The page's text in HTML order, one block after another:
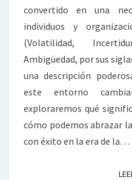
convertido en una
individuos y
(Volatilidad,
Ambigüedad, por sus
una descripción
este entorno
exploraremos qué
cómo podemos abrazar
con éxito en la era de la…